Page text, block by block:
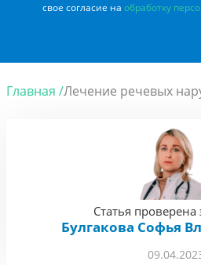
свое согласие на обработку
Главная /Лечение речевых
Статья проверена
Булгакова Софья